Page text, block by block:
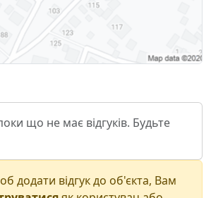
що не має відгуків. Будьте
додати відгук до об'єкта, Вам